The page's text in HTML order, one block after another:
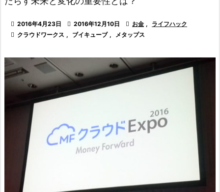
 2016年4月23日  2016年12月10日  お金 ,
ライフハック
 クラウドワークス , ブイキューブ , メタップス